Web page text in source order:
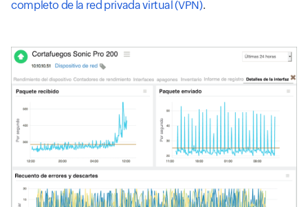
completo de la red privada virtual (VPN).